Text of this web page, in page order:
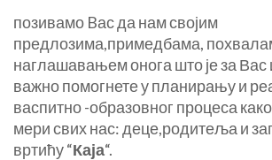
позивамо Bас да нам својим
предлозима,примедбама,
наглашавањем онога што је за
важно помогнете у планирању и
васпитно -образовног процеса
мери свих нас: деце,родитеља и
вртићу “Каја“.